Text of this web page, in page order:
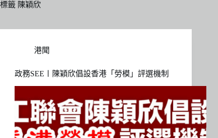
標籤 陳穎欣
港聞
政務SEE〡陳穎欣倡設香港「勞模」評選機制